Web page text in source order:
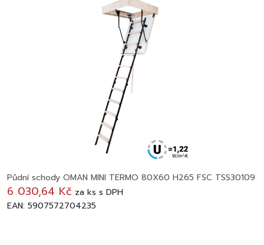
Půdní schody OMAN MINI TERMO 80X60 H265 FSC TSS30109
6 030,64 Kč za ks s DPH
EAN: 5907572704235